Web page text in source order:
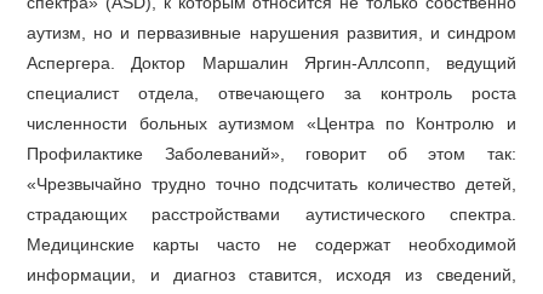
аутизм, но и первазивные нарушения развития, и синдром
Аспергера. Доктор Маршалин Яргин-Аллсопп, ведущий
специалист отдела, отвечающего за контроль роста
численности больных аутизмом «Центра по Контролю и
Профилактике Заболеваний», говорит об этом так:
«Чрезвычайно трудно точно подсчитать количество детей,
страдающих расстройствами аутистического спектра.
Медицинские карты часто не содержат необходимой
информации, и диагноз ставится, исходя из сведений,